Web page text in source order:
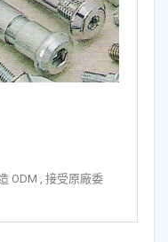
ODM , 接受原廠委